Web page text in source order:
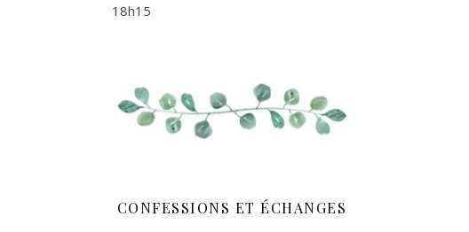
18h15
CONFESSIONS ET ÉCHANGES